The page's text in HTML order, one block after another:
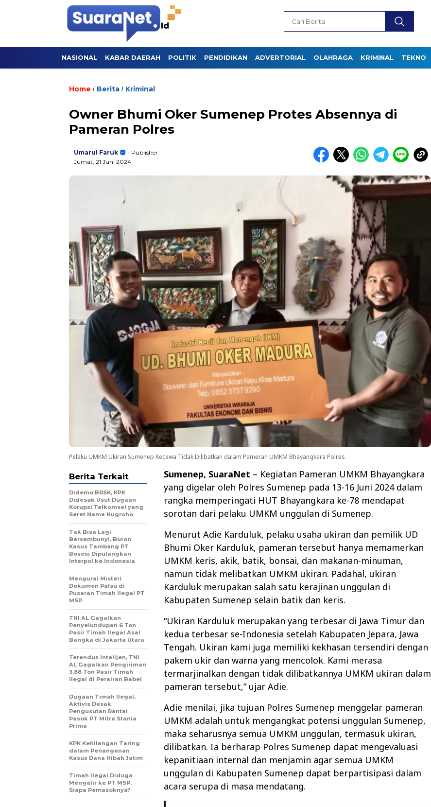
NASIONAL KABAR DAERAH POLITIK PENDIDIKAN ADVERTORIAL OLAHRAGA KRIMINAL TEKNO
Home / Berita / Kriminal
Owner Bhumi Oker Sumenep Protes Absennya di
Pameran Polres
Umarul Faruk
- Publisher
Jumat, 21 Juni 2024
Pelaku UMKM Ukiran Sumenep Kecewa Tidak Dilibatkan dalam Pameran UMKM Bhayangkara Polres
Sumenep, SuaraNet – Kegiatan Pameran UMKM Bhayangkara
yang digelar oleh Polres Sumenep pada 13-16 Juni 2024 dalam
rangka memperingati HUT Bhayangkara ke-78 mendapat
sorotan dari pelaku UMKM unggulan di Sumenep.
Menurut Adie Karduluk, pelaku usaha ukiran dan pemilik UD
Bhumi Oker Karduluk, pameran tersebut hanya memamerkan
UMKM keris, akik, batik, bonsai, dan makanan-minuman,
namun tidak melibatkan UMKM ukiran. Padahal, ukiran
Karduluk merupakan salah satu kerajinan unggulan di
Kabupaten Sumenep selain batik dan keris.
“Ukiran Karduluk merupakan yang terbesar di Jawa Timur dan
kedua terbesar se-Indonesia setelah Kabupaten Jepara, Jawa
Tengah. Ukiran kami juga memiliki kekhasan tersendiri dengan
pakem ukir dan warna yang mencolok. Kami merasa
termarjinalkan dengan tidak dilibatkannya UMKM ukiran dalam
pameran tersebut,” ujar Adie.
Adie menilai, jika tujuan Polres Sumenep menggelar pameran
UMKM adalah untuk mengangkat potensi unggulan Sumenep,
maka seharusnya semua UMKM unggulan, termasuk ukiran,
dilibatkan. Ia berharap Polres Sumenep dapat mengevaluasi
kepanitiaan internal dan menjamin agar semua UMKM
unggulan di Kabupaten Sumenep dapat berpartisipasi dalam
acara serupa di masa mendatang.
Berita Terkait
Didemo BRSK, KPK
Didesak Usut Dugaan
Korupsi Telkomsel yang
Seret Nama Nugroho
Tak Bisa Lagi
Bersembunyi, Buron
Kasus Tambang PT
Bososi Dipulangkan
Interpol ke Indonesia
Mengurai Misteri
Dokumen Palsu di
Pusaran Timah Ilegal PT
MSP
TNI AL Gagalkan
Penyelundupan 6 Ton
Pasir Timah Ilegal Asal
Bangka di Jakarta Utara
Terendus Intelijen, TNI
AL Gagalkan Pengiriman
3,88 Ton Pasir Timah
Ilegal di Perairan Babel
Dugaan Timah Ilegal,
Aktivis Desak
Pengusutan Rantai
Pasok PT Mitra Stania
Prima
KPK Kehilangan Taring
dalam Penanganan
Kasus Dana Hibah Jatim
Timah Ilegal Diduga
Mengalir ke PT MSP,
Siapa Pemasoknya?